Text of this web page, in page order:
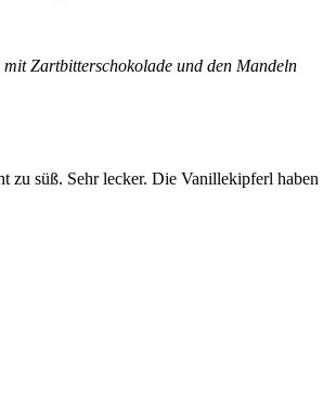
mit Zartbitterschokolade und den Mandeln
zu süß. Sehr lecker. Die Vanillekipferl haben